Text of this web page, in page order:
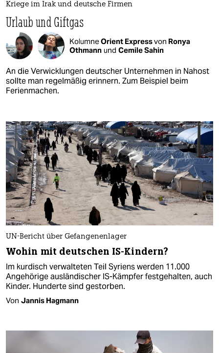
Kriege im Irak und deutsche Firmen
Urlaub und Giftgas
KolumneOrient Expressvon Ronya
Othmann und Cemile Sahin
An die Verwicklungen deutscher Unternehmen in Nahost
sollte man regelmäßig erinnern. Zum Beispiel beim
Ferienmachen.
UN-Bericht über Gefangenenlager
Wohin mit deutschen IS-Kindern?
Im kurdisch verwalteten Teil Syriens werden 11.000
Angehörige ausländischer IS-Kämpfer festgehalten, auch
Kinder. Hunderte sind gestorben.
Von Jannis Hagmann